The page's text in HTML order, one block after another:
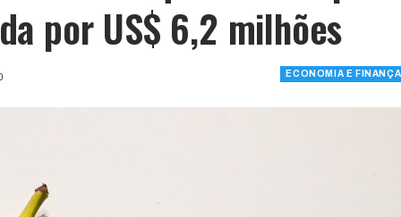
por US$ 6,2 milhões
ECONOMIA E